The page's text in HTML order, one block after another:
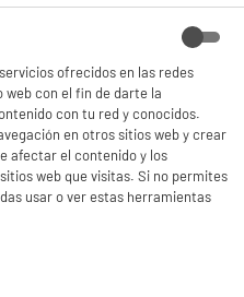
ofrecidos en las redes
web con el fin de darte la
con tu red y conocidos.
en otros sitios web y crear
afectar el contenido y los
web que visitas. Si no permites
usar o ver estas herramientas